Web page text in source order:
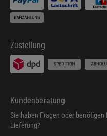
Zustellung
Kundenberatung
Sie haben Fragen oder
Lieferung?